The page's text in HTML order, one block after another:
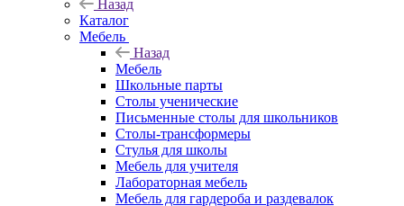
Назад
Каталог
Мебель
Назад
Мебель
Школьные парты
Столы ученические
Письменные столы для школьников
Столы-трансформеры
Стулья для школы
Мебель для учителя
Лабораторная мебель
Мебель для гардероба и раздевалок